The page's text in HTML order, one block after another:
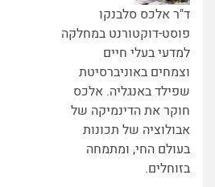
ד"ר אלכס סלבנקו
פוסט-דוקטורנט במחלקה
למדעי בעלי חיים
וצמחים באוניברסיטת
שפילד באנגליה. אלכס
חוקר את הדינמיקה של
אבולוציה של תכונות
בעולם החי, ומתמחה
בזוחלים.